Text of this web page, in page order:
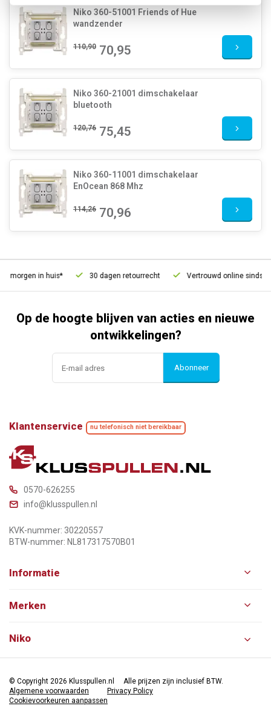
Niko 360-51001 Friends of Hue
wandzender
110,90 70,95
Niko 360-21001 dimschakelaar
bluetooth
120,76 75,45
Niko 360-11001 dimschakelaar
EnOcean 868 Mhz
114,26 70,96
morgen in huis* 30 dagen retourrecht Vertrouwd online sinds
Op de hoogte blijven van acties en nieuwe
ontwikkelingen?
Abonneer
Klantenservice nu telefonisch niet bereikbaar
0570-626255
info@klusspullen.nl
KVK-nummer: 30220557
BTW-nummer: NL817317570B01
Informatie
Merken
Niko
© Copyright 2026 Klusspullen.nl
Alle prijzen zijn inclusief BTW.
Algemene voorwaarden
Privacy Policy
Cookievoorkeuren aanpassen